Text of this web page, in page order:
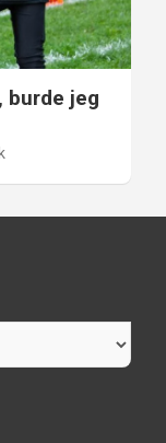
burde jeg